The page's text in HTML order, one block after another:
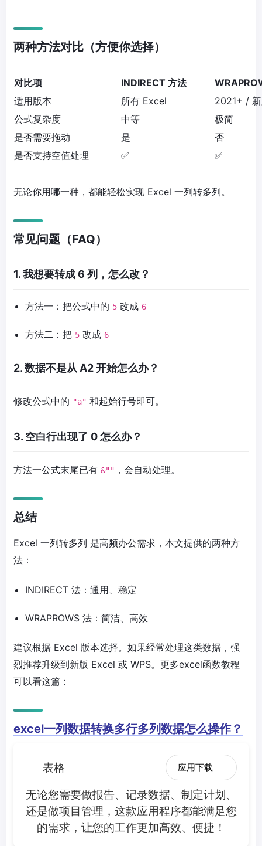
两种方法对比（方便你选择）
对比项 INDIRECT 方法
适用版本
所有 Excel
2021+ /
公式复杂度
中等
极简
是否需要拖动
是
否
是否支持空值处理
✅ ✅
无论你用哪一种，都能轻松实现 Excel 一列转多列。
常见问题（FAQ）
1. 我想要转成 6 列，怎么改？
方法一：把公式中的 5 改成 6
方法二：把 5 改成 6
2. 数据不是从 A2 开始怎么办？
修改公式中的 "a" 和起始行号即可。
3. 空白行出现了 0 怎么办？
方法一公式末尾已有 &"" ，会自动处理。
总结
Excel 一列转多列 是高频办公需求，本文提供的两种方
法：
INDIRECT 法 ：通用、稳定
WRAPROWS 法 ：简洁、高效
建议根据 Excel 版本选择。 如果经常处理这类数据，强
烈推荐升级到新版 Excel 或 WPS。更多excel函数教程
可以看这篇：
excel一列数据转换多行多列数据怎么操作？
表格 应用下载
无论您需要做报告、记录数据、制定计划、
还是做项目管理，这款应用程序都能满足您
的需求，让您的工作更加高效、便捷！